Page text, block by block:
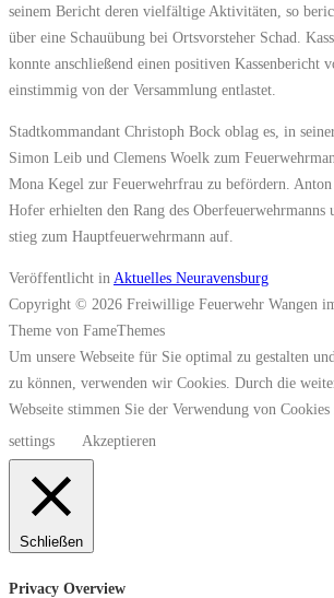
seinem Bericht deren vielfältige Aktivitäten, so
über eine Schauübung bei Ortsvorsteher Schad.
konnte anschließend einen positiven Kassenbericht
einstimmig von der Versammlung entlastet.
Stadtkommandant Christoph Bock oblag es, in
Simon Leib und Clemens Woelk zum
Mona Kegel zur Feuerwehrfrau zu befördern.
Hofer erhielten den Rang des Oberfeuerwehrmanns
stieg zum Hauptfeuerwehrmann auf.
Veröffentlicht inAktuelles Neuravensburg
Copyright © 2026 Freiwillige Feuerwehr Wangen
Theme von FameThemes
Um unsere Webseite für Sie optimal zu gestalten
zu können, verwenden wir Cookies. Durch die
Webseite stimmen Sie der Verwendung von Cookies
settings
Akzeptieren
Schließen
Privacy Overview